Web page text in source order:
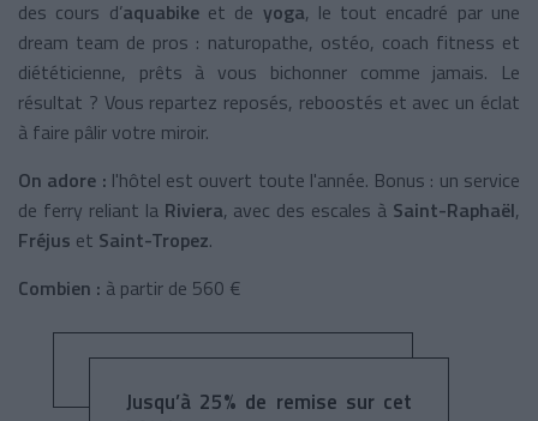
des cours d’aquabike et de yoga, le tout encadré par une
dream team de pros : naturopathe, ostéo, coach fitness et
diététicienne, prêts à vous bichonner comme jamais. Le
résultat ? Vous repartez reposés, reboostés et avec un éclat
à faire pâlir votre miroir.
On adore : l'hôtel est ouvert toute l'année. Bonus : un service
de ferry reliant la Riviera, avec des escales à Saint-Raphaël,
Fréjus et Saint-Tropez.
Combien : à partir de 560 €
Jusqu’à 25% de remise sur cet